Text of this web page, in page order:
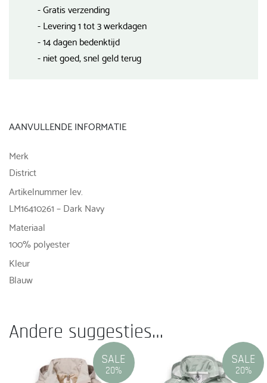
- Gratis verzending
- Levering 1 tot 3 werkdagen
- 14 dagen bedenktijd
- niet goed, snel geld terug
AANVULLENDE INFORMATIE
Merk
District
Artikelnummer lev.
LM16410261 – Dark Navy
Materiaal
100% polyester
Kleur
Blauw
Andere suggesties…
SALE
20%
SALE
20%